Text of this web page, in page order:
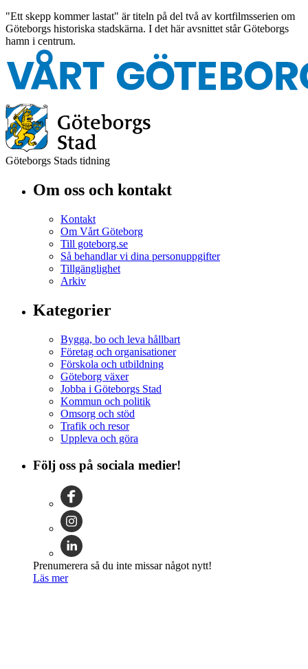
"Ett skepp kommer lastat" är titeln på del två av kortfilmsserien om
Göteborgs historiska stadskärna. I det här avsnittet står Göteborgs
hamn i centrum.
Göteborgs Stads tidning
Om oss och kontakt
Kontakt
Om Vårt Göteborg
Till goteborg.se
Så behandlar vi dina personuppgifter
Tillgänglighet
Arkiv
Kategorier
Bygga, bo och leva hållbart
Företag och organisationer
Förskola och utbildning
Göteborg växer
Jobba i Göteborgs Stad
Kommun och politik
Omsorg och stöd
Trafik och resor
Uppleva och göra
Följ oss på sociala medier!
Prenumerera så du inte missar något nytt!
Läs mer